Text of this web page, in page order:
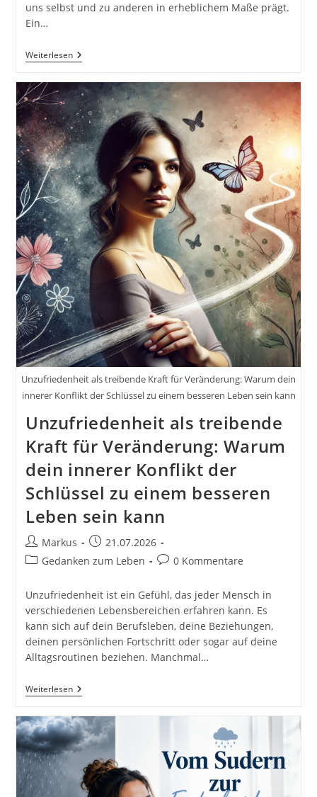
uns selbst und zu anderen in erheblichem Maße prägt.
Ein…
WeiterlesenSelbstwertgefühl
Und
Für
Dein
Persönliches
Wohlbefinden
Unzufriedenheit als treibende Kraft für Veränderung: Warum dein
innerer Konflikt der Schlüssel zu einem besseren Leben sein kann
Unzufriedenheit als treibende
Kraft für Veränderung: Warum
dein innerer Konflikt der
Schlüssel zu einem besseren
Leben sein kann
Beitrags-
Autor:
Markus
Beitrag
veröffentlicht:
21.07.2026
Beitrags-
Gedanken zum Leben
Beitrags-
0 Kommentare
Unzufriedenheit ist ein Gefühl, das jeder Mensch in
verschiedenen Lebensbereichen erfahren kann. Es
kann sich auf dein Berufsleben, deine Beziehungen,
deinen persönlichen Fortschritt oder sogar auf deine
Alltagsroutinen beziehen. Manchmal…
WeiterlesenUnzufriedenheit
Als
Kraft
Für
Veränderung:
Warum
Dein
Innerer
Konflikt